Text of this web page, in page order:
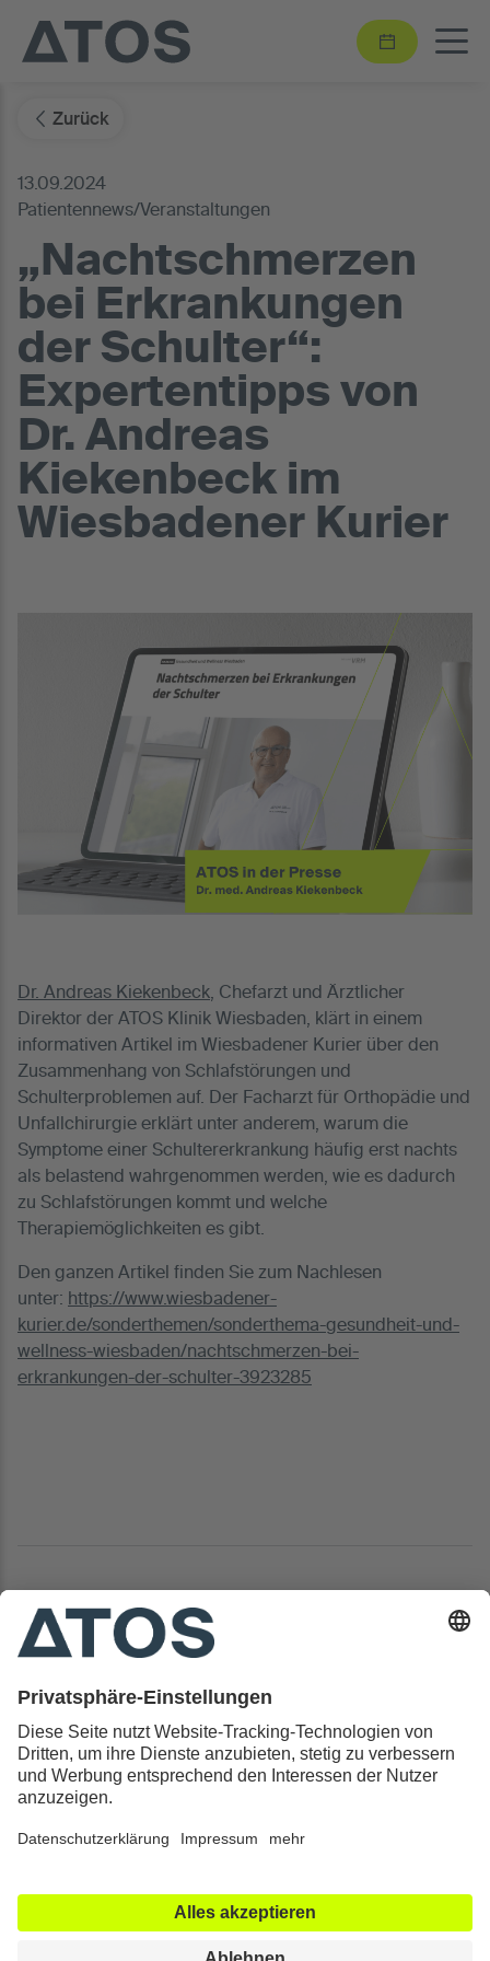
Zurück
13.09.2024
Patientennews/Veranstaltungen
„Nachtschmerzen
bei Erkrankungen
der Schulter“:
Expertentipps von
Dr. Andreas
Kiekenbeck im
Wiesbadener Kurier
Dr. Andreas Kiekenbeck, Chefarzt und Ärztlicher
Direktor der ATOS Klinik Wiesbaden, klärt in einem
informativen Artikel im Wiesbadener Kurier über den
Zusammenhang von Schlafstörungen und
Schulterproblemen auf. Der Facharzt für Orthopädie und
Unfallchirurgie erklärt unter anderem, warum die
Symptome einer Schultererkrankung häufig erst nachts
als belastend wahrgenommen werden, wie es dadurch
zu Schlafstörungen kommt und welche
Therapiemöglichkeiten es gibt.
Den ganzen Artikel finden Sie zum Nachlesen
unter: https://www.wiesbadener-
kurier.de/sonderthemen/sonderthema-gesundheit-und-
wellness-wiesbaden/nachtschmerzen-bei-
erkrankungen-der-schulter-3923285
Kontakt & Rechtliches
Alle ATOS Kliniken